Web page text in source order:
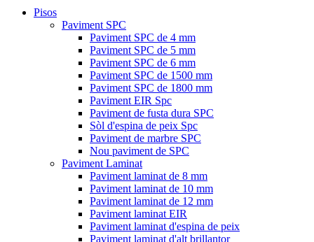
Pisos
Paviment SPC
Paviment SPC de 4 mm
Paviment SPC de 5 mm
Paviment SPC de 6 mm
Paviment SPC de 1500 mm
Paviment SPC de 1800 mm
Paviment EIR Spc
Paviment de fusta dura SPC
Sòl d'espina de peix Spc
Paviment de marbre SPC
Nou paviment de SPC
Paviment Laminat
Paviment laminat de 8 mm
Paviment laminat de 10 mm
Paviment laminat de 12 mm
Paviment laminat EIR
Paviment laminat d'espina de peix
Paviment laminat d'alt brillantor